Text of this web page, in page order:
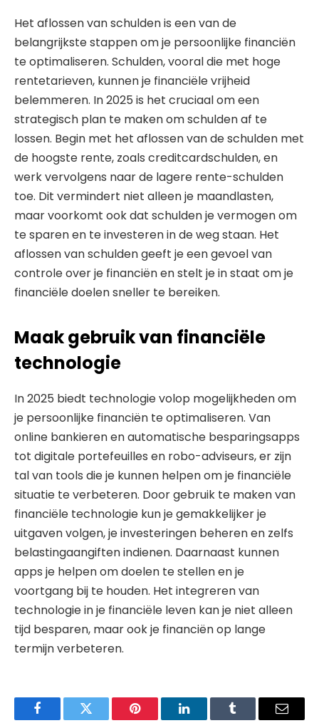
Het aflossen van schulden is een van de
belangrijkste stappen om je persoonlijke financiën
te optimaliseren. Schulden, vooral die met hoge
rentetarieven, kunnen je financiële vrijheid
belemmeren. In 2025 is het cruciaal om een
strategisch plan te maken om schulden af te
lossen. Begin met het aflossen van de schulden met
de hoogste rente, zoals creditcardschulden, en
werk vervolgens naar de lagere rente-schulden
toe. Dit vermindert niet alleen je maandlasten,
maar voorkomt ook dat schulden je vermogen om
te sparen en te investeren in de weg staan. Het
aflossen van schulden geeft je een gevoel van
controle over je financiën en stelt je in staat om je
financiële doelen sneller te bereiken.
Maak gebruik van financiële
technologie
In 2025 biedt technologie volop mogelijkheden om
je persoonlijke financiën te optimaliseren. Van
online bankieren en automatische besparingsapps
tot digitale portefeuilles en robo-adviseurs, er zijn
tal van tools die je kunnen helpen om je financiële
situatie te verbeteren. Door gebruik te maken van
financiële technologie kun je gemakkelijker je
uitgaven volgen, je investeringen beheren en zelfs
belastingaangiften indienen. Daarnaast kunnen
apps je helpen om doelen te stellen en je
voortgang bij te houden. Het integreren van
technologie in je financiële leven kan je niet alleen
tijd besparen, maar ook je financiën op lange
termijn verbeteren.
FacebookTwitter Pinterest LinkedInTumblr Email